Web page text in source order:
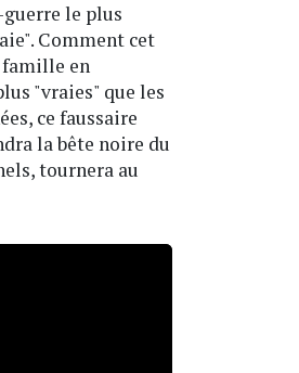
guerre le plus
Comment cet
famille en
"vraies" que les
ce faussaire
la bête noire du
tournera au